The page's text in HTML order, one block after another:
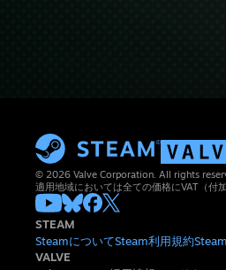
© 2026 Valve Corporation. All rights
適用地域においては全ての価格にVAT（付
STEAM
SteamについてSteam利用規約
VALVE